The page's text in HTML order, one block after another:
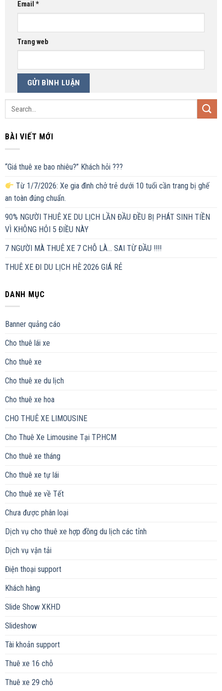
Email *
Trang web
BÀI VIẾT MỚI
“Giá thuê xe bao nhiêu?” Khách hỏi ???
Từ 1/7/2026: Xe gia đình chở trẻ dưới 10 tuổi cần trang bị ghế
an toàn đúng chuẩn.
90% NGƯỜI THUÊ XE DU LỊCH LẦN ĐẦU ĐỀU BỊ PHÁT SINH TIỀN
VÌ KHÔNG HỎI 5 ĐIỀU NÀY
7 NGƯỜI MÀ THUÊ XE 7 CHỖ LÀ… SAI TỪ ĐẦU !!!!
THUÊ XE ĐI DU LỊCH HÈ 2026 GIÁ RẺ
DANH MỤC
Banner quảng cáo
Cho thuê lái xe
Cho thuê xe
Cho thuê xe du lịch
Cho thuê xe hoa
CHO THUÊ XE LIMOUSINE
Cho Thuê Xe Limousine Tại TP.HCM
Cho thuê xe tháng
Cho thuê xe tự lái
Cho thuê xe về Tết
Chưa được phân loại
Dịch vụ cho thuê xe hợp đồng du lịch các tỉnh
Dịch vụ vận tải
Điện thoại support
Khách hàng
Slide Show XKHD
Slideshow
Tài khoản support
Thuê xe 16 chỗ
Thuê xe 29 chỗ